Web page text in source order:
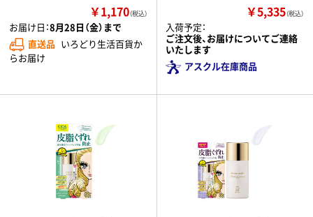
￥1,170（税込）
お届け日：8月28日（金）まで
直送品 いろどり生活百貨か
らお届け
￥5,335（税込）
入荷予定：
ご注文後、お届けについてご連絡
いたします
アスクル在庫商品